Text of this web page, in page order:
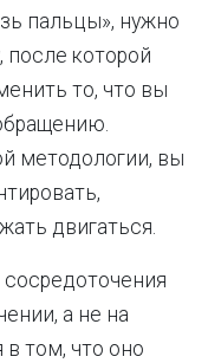
пальцы», нужно
после которой
то, что вы
методологии, вы
двигаться.
а не на
том, что оно